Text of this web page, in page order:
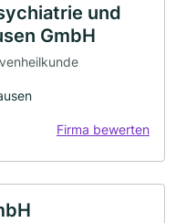
und
GmbH
Firma bewerten